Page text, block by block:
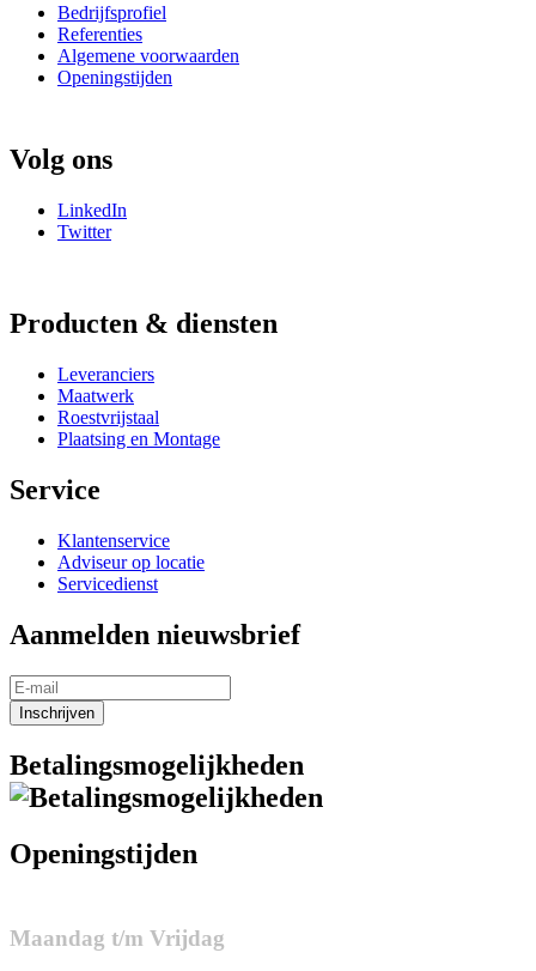
Bedrijfsprofiel
Referenties
Algemene voorwaarden
Openingstijden
Volg ons
LinkedIn
Twitter
Producten & diensten
Leveranciers
Maatwerk
Roestvrijstaal
Plaatsing en Montage
Service
Klantenservice
Adviseur op locatie
Servicedienst
Aanmelden nieuwsbrief
Inschrijven
Betalingsmogelijkheden
Openingstijden
Maandag t/m Vrijdag